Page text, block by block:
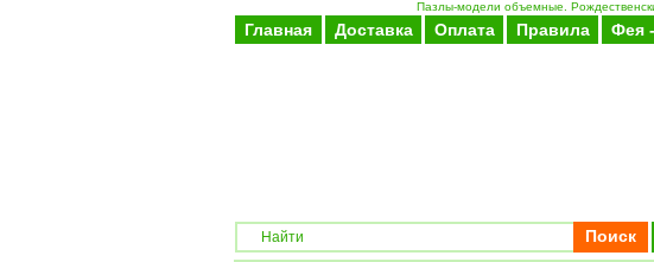
Пазлы-модели объемные.
Главная Доставка Оплата Правила Фея
Поиск